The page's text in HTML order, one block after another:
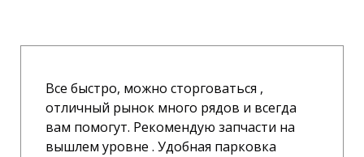
Все быстро, можно сторговаться ,
отличный рынок много рядов и всегда
вам помогут. Рекомендую запчасти на
вышлем уровне . Удобная парковка